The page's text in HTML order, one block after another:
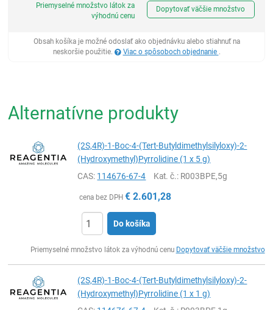
Priemyselné množstvo látok za
výhodnú cenu
Dopytovať väčšie množstvo
Obsah košíka je možné odoslať ako objednávku alebo stiahnuť na
neskoršie použitie.
Viac o spôsoboch objednanie .
Alternatívne produkty
(2S,4R)-1-Boc-4-(Tert-Butyldimethylsilyloxy)-2-
(Hydroxymethyl)Pyrrolidine (1 x 5 g)
CAS: 114676-67-4 Kat. č.: R003BPE,5g
cena bez DPH € 2.601,28
Do košíka
Priemyselné množstvo látok za výhodnú cenu Dopytovať väčšie množstvo
(2S,4R)-1-Boc-4-(Tert-Butyldimethylsilyloxy)-2-
(Hydroxymethyl)Pyrrolidine (1 x 1 g)